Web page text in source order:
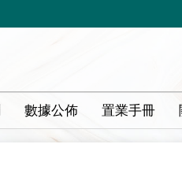
數據公佈 置業手冊